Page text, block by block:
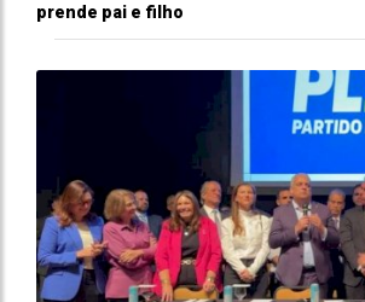
prende pai e filho